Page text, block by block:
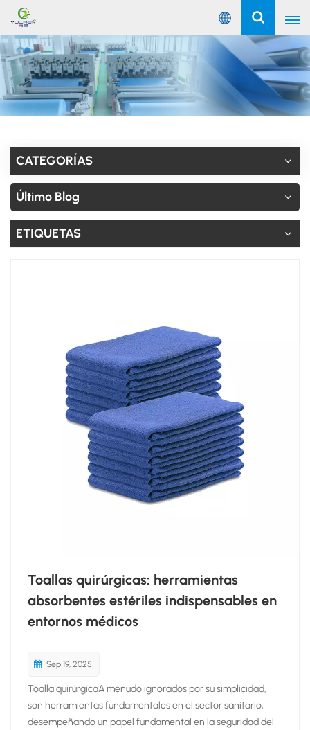
Español
English
Русский
Español
Português
عربي
CATEGORÍAS
Último Blog
ETIQUETAS
Toallas quirúrgicas: herramientas
absorbentes estériles indispensables en
entornos médicos
Sep 19, 2025
Toalla quirúrgicaA menudo ignorados por su simplicidad,
son herramientas fundamentales en el sector sanitario,
desempeñando un papel fundamental en la seguridad del